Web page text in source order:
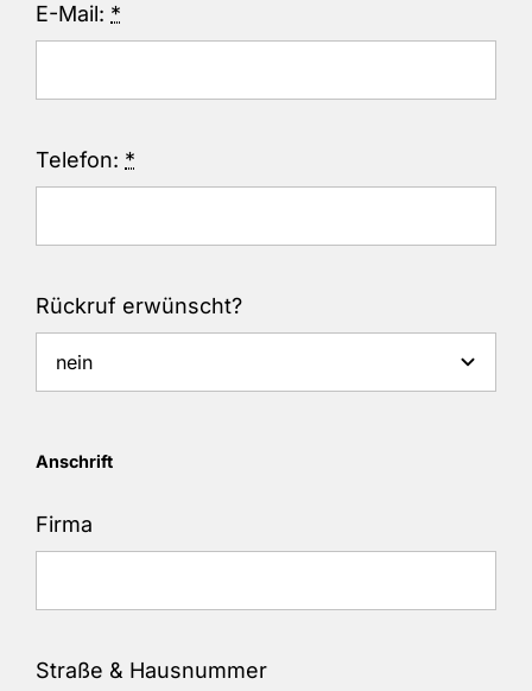
E-Mail: *
Telefon: *
Rückruf erwünscht?
Anschrift
Firma
Straße & Hausnummer